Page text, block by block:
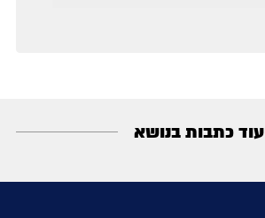
עוד כתבות בנושא